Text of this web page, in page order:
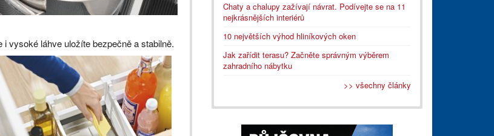
i vysoké láhve uložíte bezpečně astabilně.
Chaty a chalupy zažívají návrat. Podívejte se na 11
nejkrásnějších interiérů
10 největších výhod hliníkových oken
Jak zařídit terasu? Začněte správným výběrem
zahradního nábytku
>> všechny články